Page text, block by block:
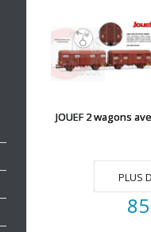
JOUEF 2 wagons
PLUS